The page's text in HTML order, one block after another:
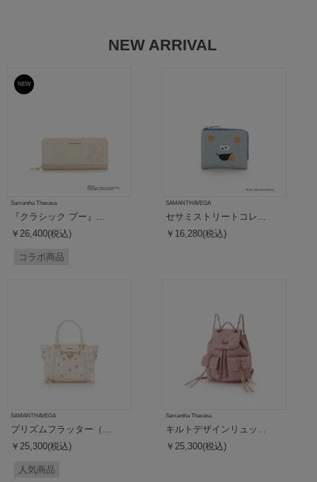
NEW ARRIVAL
予約
NEW
Samantha Thavasa
『クラシック プー』...
￥26,400(税込)
コラボ商品
SAMANTHAVEGA
セサミストリートコレ...
￥16,280(税込)
SAMANTHAVEGA
プリズムフラッター（...
￥25,300(税込)
人気商品
Samantha Thavasa
キルトデザインリュッ...
￥25,300(税込)